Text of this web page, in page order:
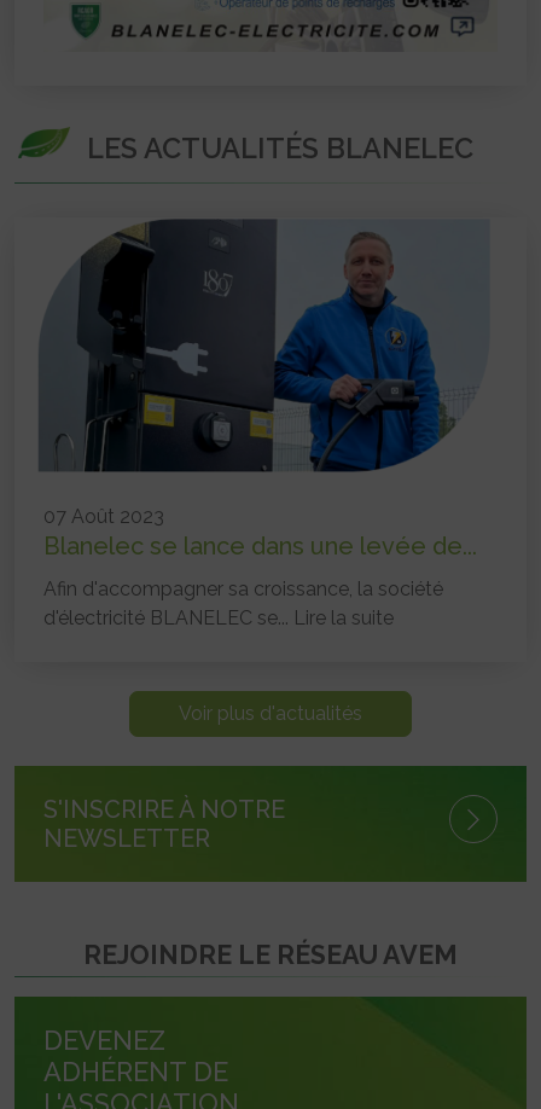
LES ACTUALITÉS BLANELEC
07 Août 2023
Blanelec se lance dans une levée de...
Afin d'accompagner sa croissance, la société
d'électricité BLANELEC se... Lire la suite
Voir plus d'actualités
S'INSCRIRE À NOTRE
NEWSLETTER
REJOINDRE LE RÉSEAU AVEM
DEVENEZ
ADHÉRENT DE